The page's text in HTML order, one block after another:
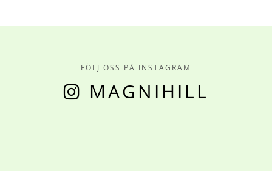
FÖLJ OSS PÅ INSTAGRAM
MAGNIHILL